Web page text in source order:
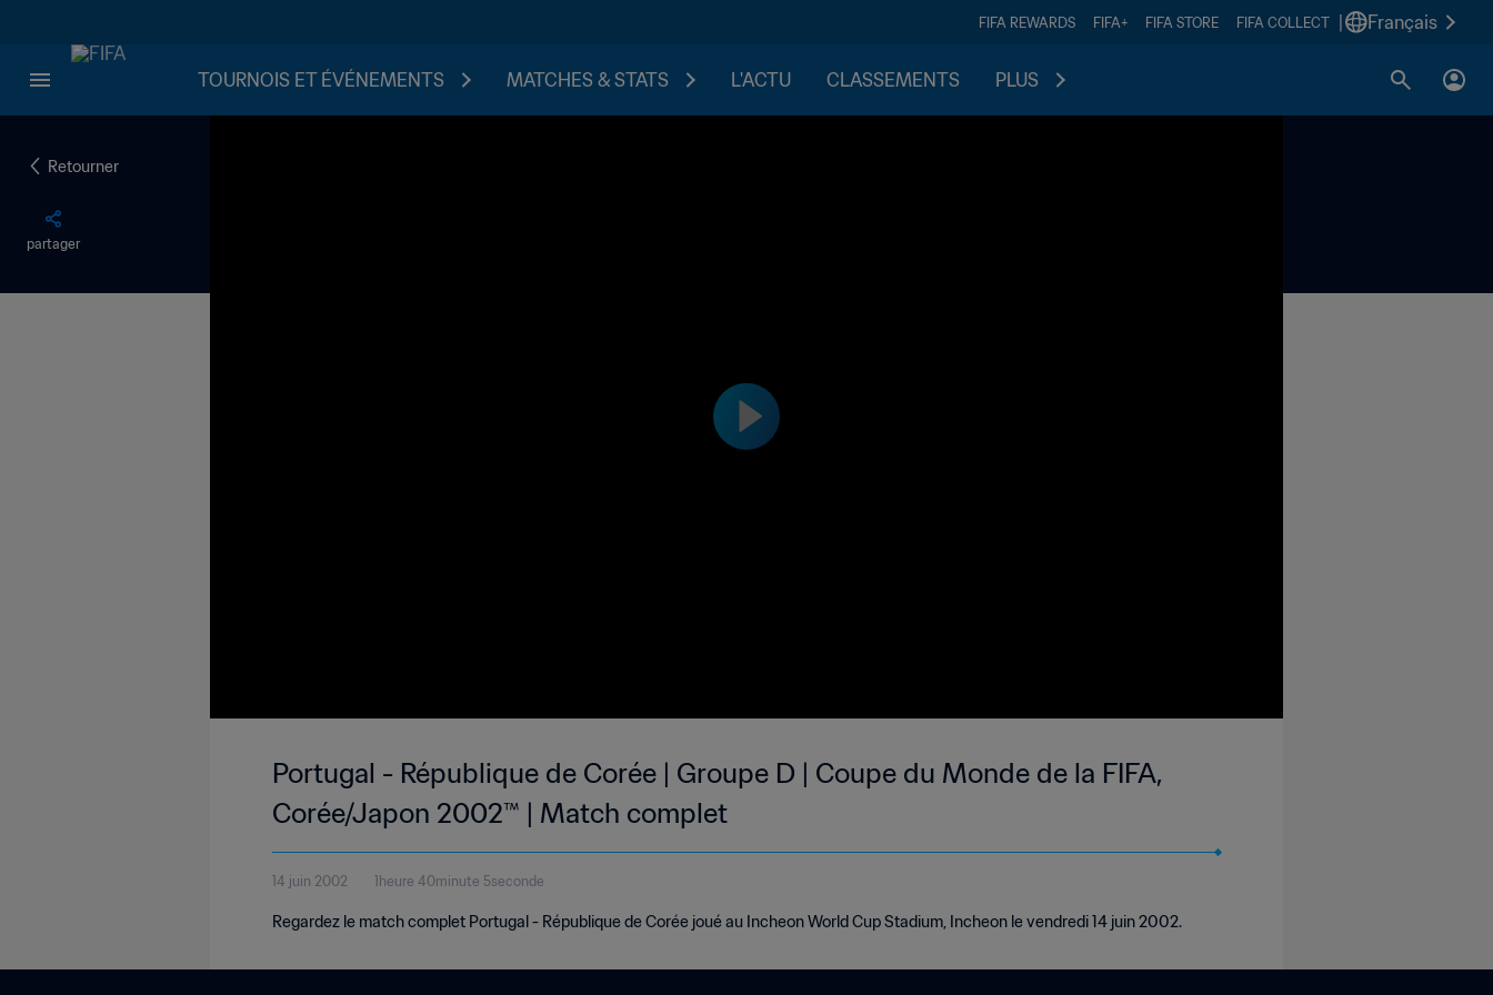
FIFA REWARDS FIFA+ FIFA STORE FIFA COLLECT Français
TOURNOIS ET ÉVÉNEMENTS MATCHES & STATS L'ACTU CLASSEMENTS PLUS
Retourner
partager
Portugal - République de Corée | Groupe D | Coupe du Monde de la FIFA,
Corée/Japon 2002™ | Match complet
14 juin 2002 1heure 40minute 5seconde
Regardez le match complet Portugal - République de Corée joué au Incheon World Cup Stadium, Incheon le vendredi 14 juin 2002.